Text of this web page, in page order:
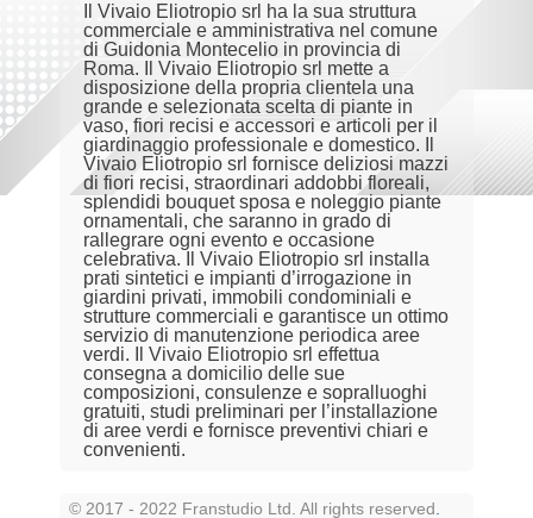
Il Vivaio Eliotropio srl ha la sua struttura
commerciale e amministrativa nel comune
di Guidonia Montecelio in provincia di
Roma. Il Vivaio Eliotropio srl mette a
disposizione della propria clientela una
grande e selezionata scelta di piante in
vaso, fiori recisi e accessori e articoli per il
giardinaggio professionale e domestico. Il
Vivaio Eliotropio srl fornisce deliziosi mazzi
di fiori recisi, straordinari addobbi floreali,
splendidi bouquet sposa e noleggio piante
ornamentali, che saranno in grado di
rallegrare ogni evento e occasione
celebrativa. Il Vivaio Eliotropio srl installa
prati sintetici e impianti d’irrogazione in
giardini privati, immobili condominiali e
strutture commerciali e garantisce un ottimo
servizio di manutenzione periodica aree
verdi. Il Vivaio Eliotropio srl effettua
consegna a domicilio delle sue
composizioni, consulenze e sopralluoghi
gratuiti, studi preliminari per l’installazione
di aree verdi e fornisce preventivi chiari e
convenienti.
© 2017 - 2022 Franstudio Ltd. All rights reserved